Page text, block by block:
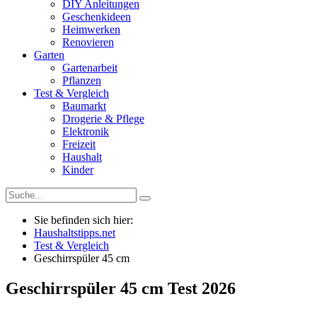
DIY Anleitungen
Geschenkideen
Heimwerken
Renovieren
Garten
Gartenarbeit
Pflanzen
Test & Vergleich
Baumarkt
Drogerie & Pflege
Elektronik
Freizeit
Haushalt
Kinder
Sie befinden sich hier:
Haushaltstipps.net
Test & Vergleich
Geschirrspüler 45 cm
Geschirrspüler 45 cm Test 2026